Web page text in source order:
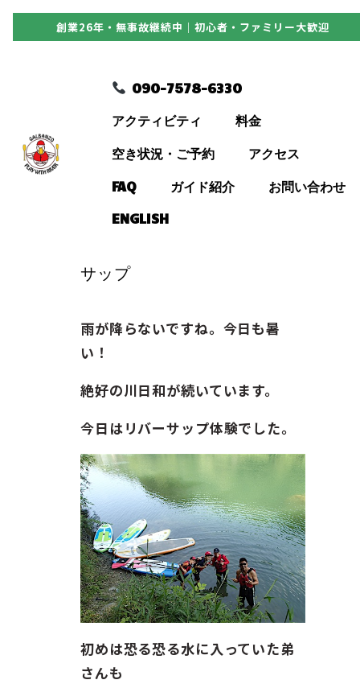
創業26年・無事故継続中｜初心者・ファミリー大歓迎
090-7578-6330
アクティビティ 料金
空き状況・ご予約 アクセス
FAQ ガイド紹介 お問い合わせ
ENGLISH
アクティビティ
料金
ガイド紹介
ENGLISH
サップ
雨が降らないですね。今日も暑
い！
絶好の川日和が続いています。
今日はリバーサップ体験でした。
初めは恐る恐る水に入っていた弟
さんも